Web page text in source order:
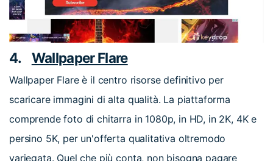
4. Wallpaper Flare
Wallpaper Flare è il centro risorse definitivo per
scaricare immagini di alta qualità. La piattaforma
comprende foto di chitarra in 1080p, in HD, in 2K, 4K e
persino 5K, per un'offerta qualitativa oltremodo
variegata. Quel che più conta, non bisogna pagare